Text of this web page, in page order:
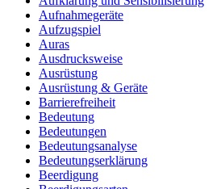
Aufnahmegeräte
Aufzugspiel
Auras
Ausdrucksweise
Ausrüstung
Ausrüstung & Geräte
Barrierefreiheit
Bedeutung
Bedeutungen
Bedeutungsanalyse
Bedeutungserklärung
Beerdigung